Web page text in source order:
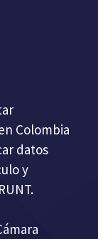
Colombia
datos
y